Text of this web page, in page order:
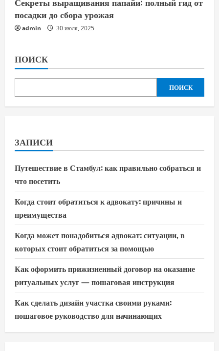
посадки до сбора урожая
admin 30 июля, 2025
ПОИСК
ПОИСК
ЗАПИСИ
Путешествие в Стамбул: как правильно собраться и
что посетить
Когда стоит обратиться к адвокату: причины и
преимущества
Когда может понадобиться адвокат: ситуации, в
которых стоит обратиться за помощью
Как оформить прижизненный договор на оказание
ритуальных услуг — пошаговая инструкция
Как сделать дизайн участка своими руками:
пошаговое руководство для начинающих